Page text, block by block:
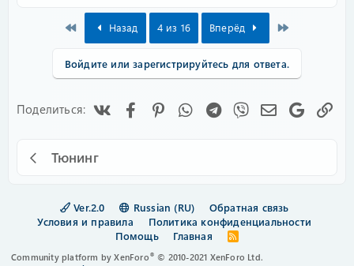
First Назад 4 из 16 Вперёд
Войдите или зарегистрируйтесь для ответа.
Поделиться: FacebookPinterestWhatsAppTelegram
Viber Google
Тюнинг
Ver.2.0 Russian (RU)
Обратная связь
Условия и правила
Политика конфиденциальности
Помощь
Главная
R
S
Community platform by XenForo® © 2010-2021 XenForo Ltd.